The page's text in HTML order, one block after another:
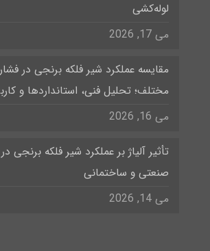
لوله‌کشی
می 17, 2026
مقایسه عملکرد شیر فلکه برنجی در
مختلف؛ تحلیل فنی، استانداردها و
می 16, 2026
تأثیر آلیاژ بر عملکرد شیر فلکه برنجی
صنعتی و ساختمانی
می 14, 2026